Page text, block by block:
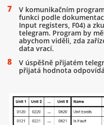
V komunikačním
funkci podle
Input registers, F04) a
telegram. Program by
abychom viděli, zda
data vrací.
V úspěšně přijatém
přijatá hodnota